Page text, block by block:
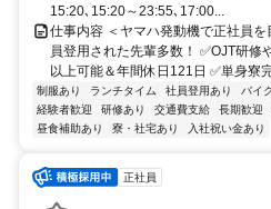
15:20､15:20～23:55､17:00...
仕事内容 ＜ヤマハ発動機で正社員
員登用された先輩多数！ ✅OJT研修
以上可能＆年間休日121日 ✅単身寮
制服あり ランチタイム 社員登用あり バイ
経験者歓迎
研修あり 交通費支給 長期歓迎
昼食補助あり
寮・社宅あり 入社祝い金あり
正社員